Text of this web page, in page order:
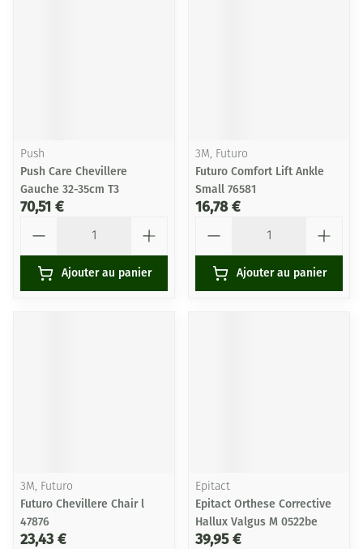
Push
Push Care Chevillere
Gauche 32-35cm T3
70,51 €
Ajouter au panier
3M, Futuro
Futuro Comfort Lift Ankle
Small 76581
16,78 €
Ajouter au panier
3M, Futuro
Futuro Chevillere Chair l
47876
23,43 €
Epitact
Epitact Orthese Corrective
Hallux Valgus M 0522be
39,95 €